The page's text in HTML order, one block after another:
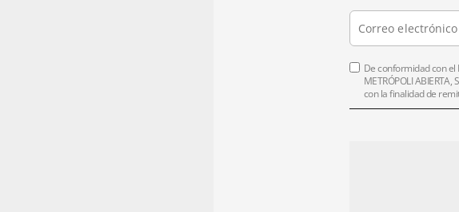
De conformidad con el
METRÓPOLI
con la finalidad de